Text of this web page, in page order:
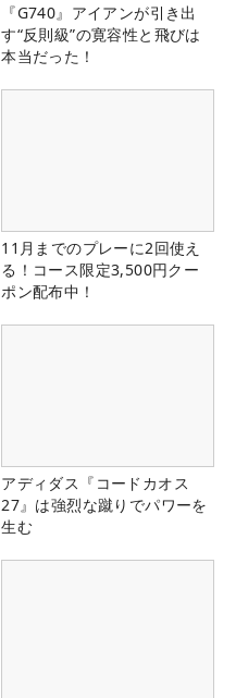
『G740』アイアンが引き出
す“反則級”の寛容性と飛びは
本当だった！
11月までのプレーに2回使え
る！コース限定3,500円クー
ポン配布中！
アディダス『コードカオス
27』は強烈な蹴りでパワーを
生む